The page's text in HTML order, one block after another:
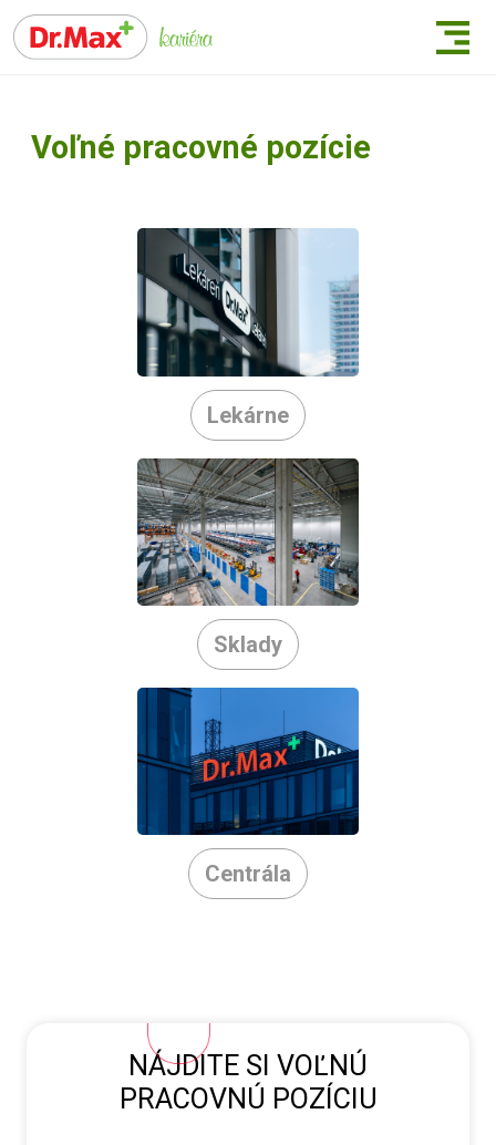
Voľné pracovné pozície
Lekárne
Sklady
Centrála
NÁJDITE SI VOĽNÚ
PRACOVNÚ POZÍCIU